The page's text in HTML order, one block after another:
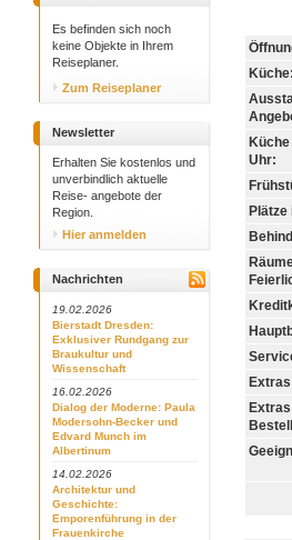
Es befinden sich noch
keine Objekte in Ihrem
Reiseplaner.
Zum Reiseplaner
Newsletter
Erhalten Sie kostenlos und
unverbindlich aktuelle
Reise- angebote der
Region.
Hier anmelden
Nachrichten
19.02.2026
Bierstadt Dresden:
Exklusiver Rundgang zur
Braukultur und
Wissenschaft
16.02.2026
Dialog der Moderne: Paula
Modersohn-Becker und
Edvard Munch im
Albertinum
14.02.2026
Architektur und
Geschichte:
Emporenführung in der
Frauenkirche
Küche:
Uhr:
Plätze